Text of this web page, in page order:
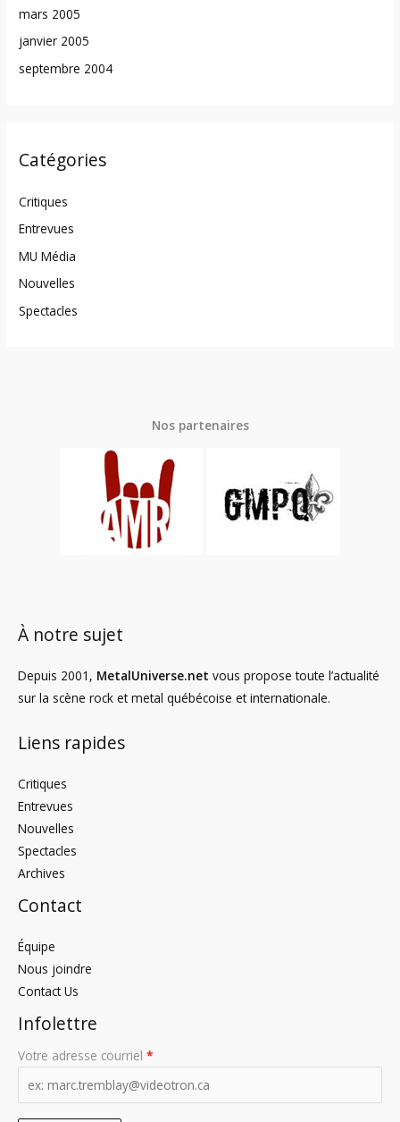
mars 2005
janvier 2005
septembre 2004
Catégories
Critiques
Entrevues
MU Média
Nouvelles
Spectacles
Nos partenaires
À notre sujet
Depuis 2001, MetalUniverse.net vous propose toute l’actualité
sur la scène rock et metal québécoise et internationale.
Liens rapides
Critiques
Entrevues
Nouvelles
Spectacles
Archives
Contact
Équipe
Nous joindre
Contact Us
Infolettre
Votre adresse courriel *